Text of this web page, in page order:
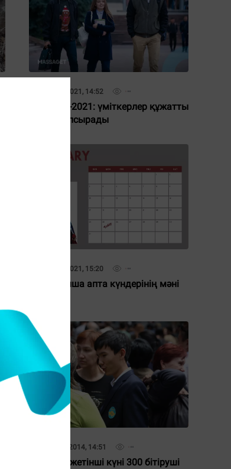
06 Мамыр 2021, 14:52
Болашақ-2021: үміткерлер құжатты
қалай тапсырады
25 Қаңтар 2021, 15:20
Ағылшынша апта күндерінің мәні
09 Маусым 2014, 14:51
ҰБТ-ның жетінші күні 300 бітіруші